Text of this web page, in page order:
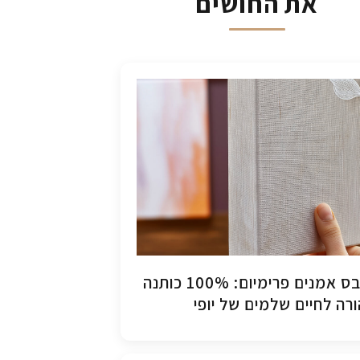
קנבס אמנים פרימיום: 100% כותנה
לחיים שלמים של יופי